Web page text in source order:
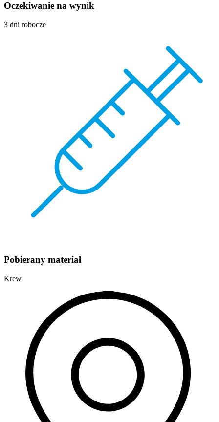
Oczekiwanie na wynik
3 dni robocze
Pobierany materiał
Krew